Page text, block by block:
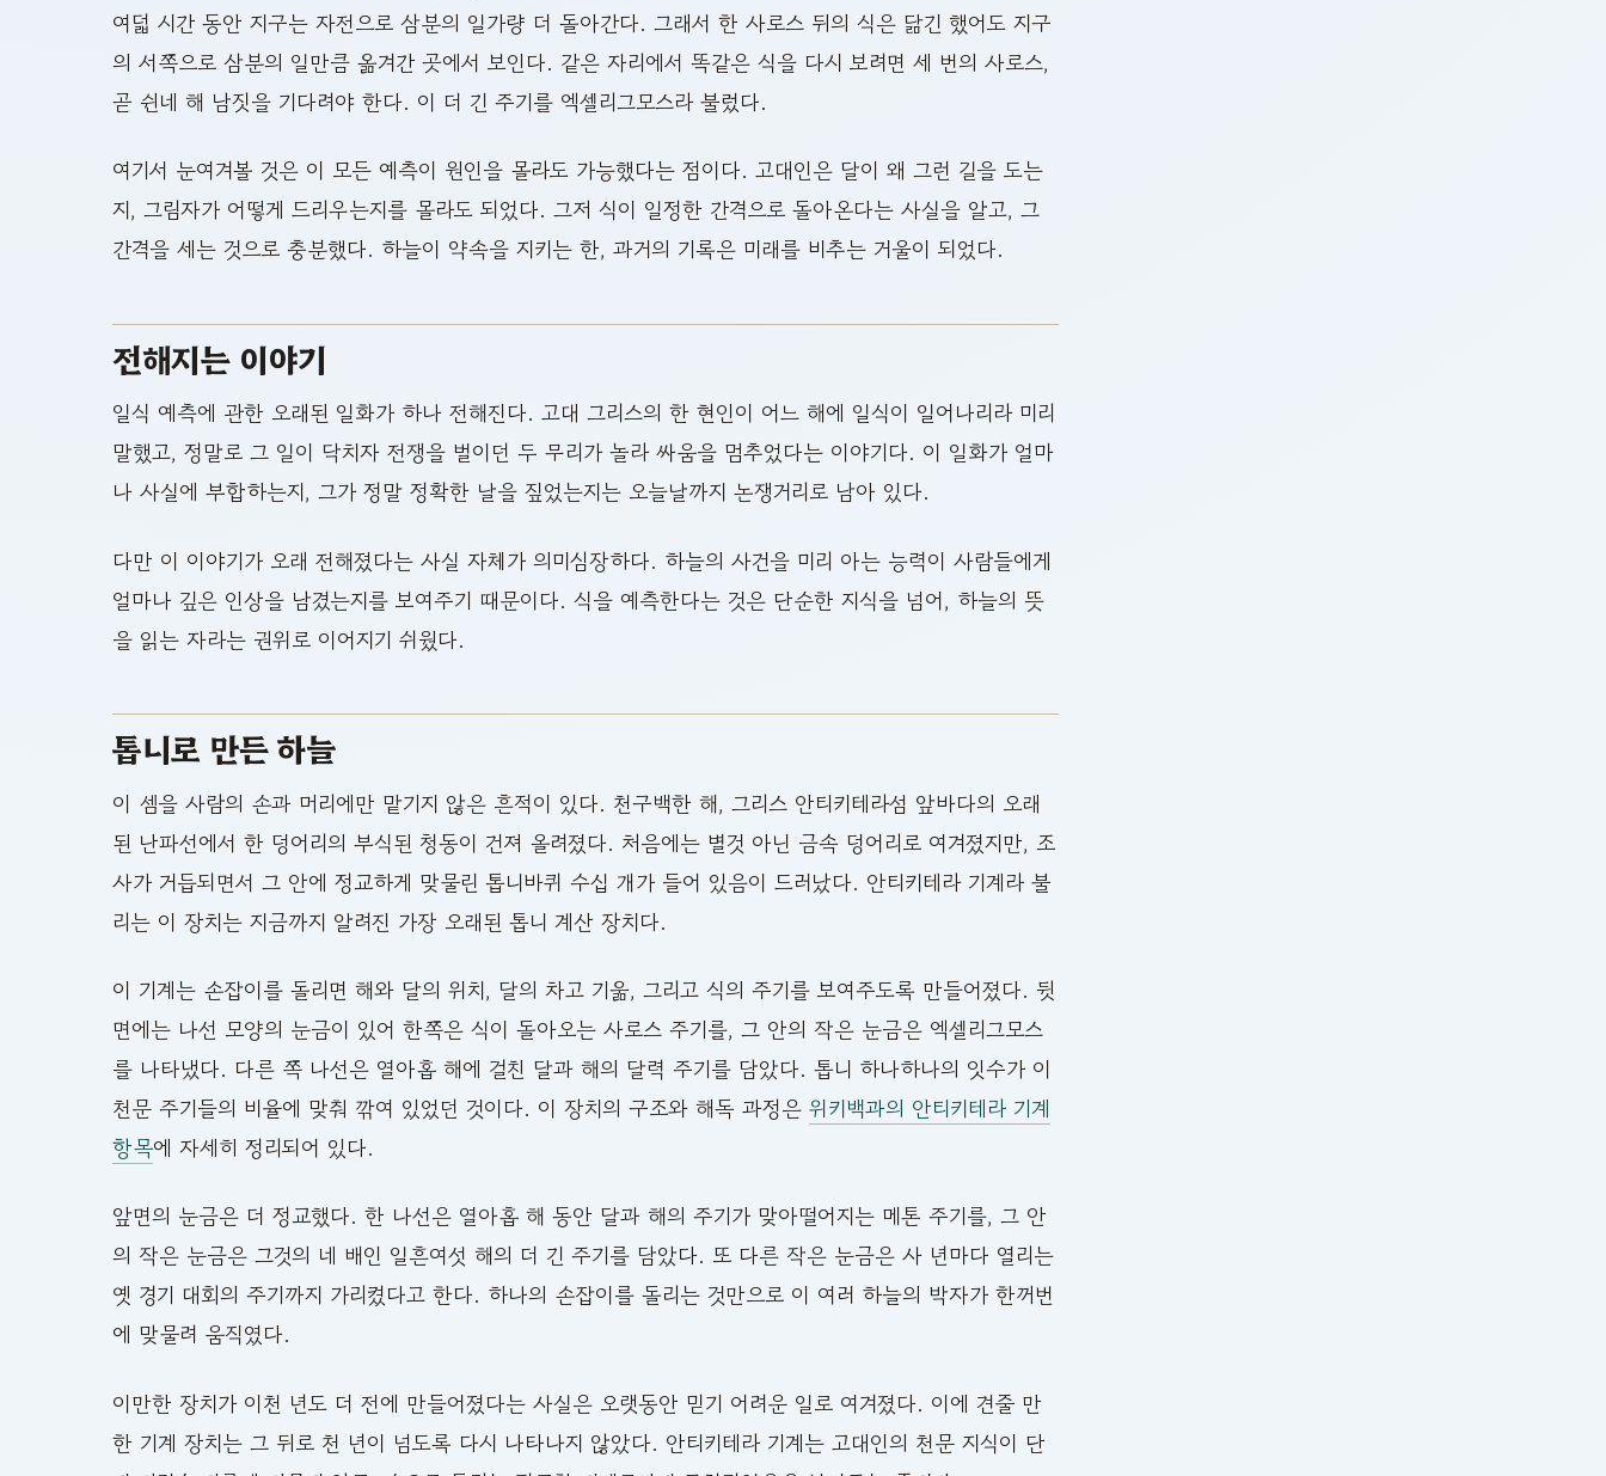
여덟 시간 동안 지구는 자전으로 삼분의 일가량 더 돌아간다. 그래서 한 사로스 뒤의 식은 닮긴 했어도 지구
의 서쪽으로 삼분의 일만큼 옮겨간 곳에서 보인다. 같은 자리에서 똑같은 식을 다시 보려면 세 번의 사로스,
곧 쉰네 해 남짓을 기다려야 한다. 이 더 긴 주기를 엑셀리그모스라 불렀다.
여기서 눈여겨볼 것은 이 모든 예측이 원인을 몰라도 가능했다는 점이다. 고대인은 달이 왜 그런 길을 도는
지, 그림자가 어떻게 드리우는지를 몰라도 되었다. 그저 식이 일정한 간격으로 돌아온다는 사실을 알고, 그
간격을 세는 것으로 충분했다. 하늘이 약속을 지키는 한, 과거의 기록은 미래를 비추는 거울이 되었다.
전해지는 이야기
일식 예측에 관한 오래된 일화가 하나 전해진다. 고대 그리스의 한 현인이 어느 해에 일식이 일어나리라 미리
말했고, 정말로 그 일이 닥치자 전쟁을 벌이던 두 무리가 놀라 싸움을 멈추었다는 이야기다. 이 일화가 얼마
나 사실에 부합하는지, 그가 정말 정확한 날을 짚었는지는 오늘날까지 논쟁거리로 남아 있다.
다만 이 이야기가 오래 전해졌다는 사실 자체가 의미심장하다. 하늘의 사건을 미리 아는 능력이 사람들에게
얼마나 깊은 인상을 남겼는지를 보여주기 때문이다. 식을 예측한다는 것은 단순한 지식을 넘어, 하늘의 뜻
을 읽는 자라는 권위로 이어지기 쉬웠다.
톱니로 만든 하늘
이 셈을 사람의 손과 머리에만 맡기지 않은 흔적이 있다. 천구백한 해, 그리스 안티키테라섬 앞바다의 오래
된 난파선에서 한 덩어리의 부식된 청동이 건져 올려졌다. 처음에는 별것 아닌 금속 덩어리로 여겨졌지만, 조
사가 거듭되면서 그 안에 정교하게 맞물린 톱니바퀴 수십 개가 들어 있음이 드러났다. 안티키테라 기계라 불
리는 이 장치는 지금까지 알려진 가장 오래된 톱니 계산 장치다.
이 기계는 손잡이를 돌리면 해와 달의 위치, 달의 차고 기욺, 그리고 식의 주기를 보여주도록 만들어졌다. 뒷
면에는 나선 모양의 눈금이 있어 한쪽은 식이 돌아오는 사로스 주기를, 그 안의 작은 눈금은 엑셀리그모스
를 나타냈다. 다른 쪽 나선은 열아홉 해에 걸친 달과 해의 달력 주기를 담았다. 톱니 하나하나의 잇수가 이
천문 주기들의 비율에 맞춰 깎여 있었던 것이다. 이 장치의 구조와 해독 과정은 위키백과의 안티키테라 기계
항목에 자세히 정리되어 있다.
앞면의 눈금은 더 정교했다. 한 나선은 열아홉 해 동안 달과 해의 주기가 맞아떨어지는 메톤 주기를, 그 안
의 작은 눈금은 그것의 네 배인 일흔여섯 해의 더 긴 주기를 담았다. 또 다른 작은 눈금은 사 년마다 열리는
옛 경기 대회의 주기까지 가리켰다고 한다. 하나의 손잡이를 돌리는 것만으로 이 여러 하늘의 박자가 한꺼번
에 맞물려 움직였다.
이만한 장치가 이천 년도 더 전에 만들어졌다는 사실은 오랫동안 믿기 어려운 일로 여겨졌다. 이에 견줄 만
한 기계 장치는 그 뒤로 천 년이 넘도록 다시 나타나지 않았다. 안티키테라 기계는 고대인의 천문 지식이 단